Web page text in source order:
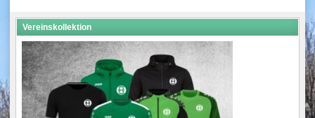
Vereinskollektion